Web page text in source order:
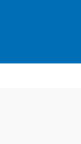
preparati